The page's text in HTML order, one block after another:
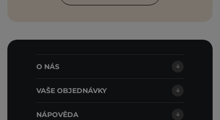
O NÁS
VAŠE OBJEDNÁVKY
NÁPOVĚDA